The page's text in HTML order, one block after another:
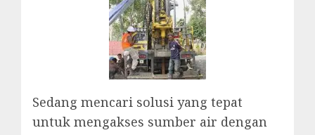
Sedang mencari solusi yang tepat
untuk mengakses sumber air dengan